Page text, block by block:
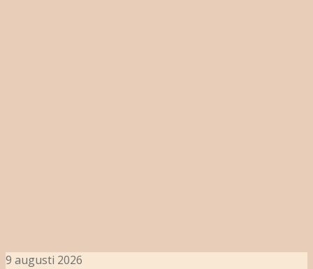
9 augusti 2026